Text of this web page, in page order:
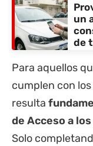
un
de
Para aquellos
cumplen con
resulta
de Acceso a
Solo